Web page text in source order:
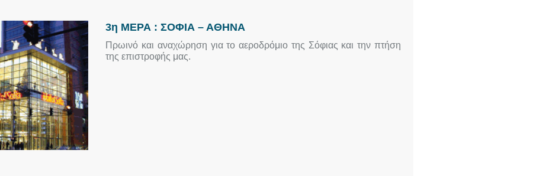
3η ΜΕΡΑ : ΣΟΦΙΑ – ΑΘΗΝΑ
Πρωινό και αναχώρηση για το αεροδρόμιο της Σόφιας και την πτήση
της επιστροφής μας.